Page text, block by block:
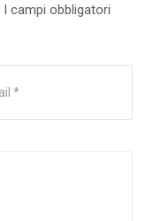
I campi obbligatori